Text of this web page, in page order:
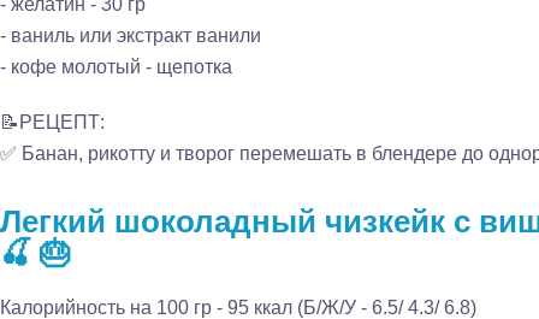
- желатин - 30 гр
- ваниль или экстракт ванили
- кофе молотый - щепотка
📝РЕЦЕПТ:
✅ Банан, рикотту и творог перемешать в блендере до
Легкий шоколадный чизкейк с
🍒 🎂
Калорийность на 100 гр - 95 ккал (Б/Ж/У - 6.5/ 4.3/ 6.8)